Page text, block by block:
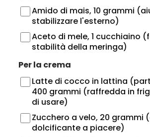
Amido di mais, 10 grammi
stabilizzare l'esterno)
Aceto di mele, 1 cucchiaino
stabilità della meringa)
Per la crema
Latte di cocco in lattina
400 grammi (raffredda in
di usare)
Zucchero a velo, 20 grammi
dolcificante a piacere)